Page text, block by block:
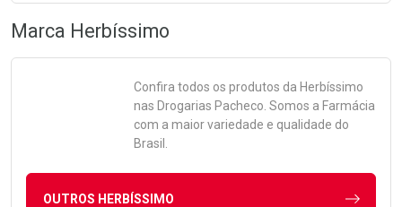
Marca Herbíssimo
Confira todos os produtos da Herbíssimo
nas Drogarias Pacheco. Somos a Farmácia
com a maior variedade e qualidade do
Brasil.
OUTROS HERBÍSSIMO